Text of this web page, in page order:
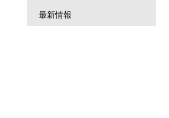
最新情報